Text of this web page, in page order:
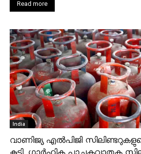
Read more
India
വാണിജ്യ എൽപിജി